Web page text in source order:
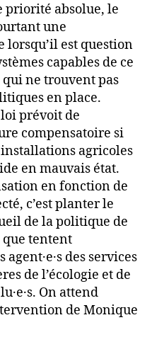
priorité absolue, le
une
est question
capables de ce
qui ne trouvent pas
en place.
loi prévoit de
compensatoire si
agricoles
en mauvais état.
en fonction de
c’est planter le
de la politique de
tentent
des services
de l’écologie et de
On attend
de Monique